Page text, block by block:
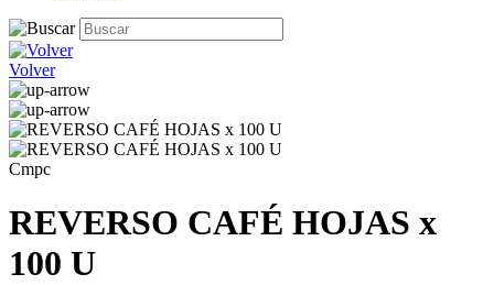
Volver
Cmpc
REVERSO CAFÉ HOJAS x
100 U